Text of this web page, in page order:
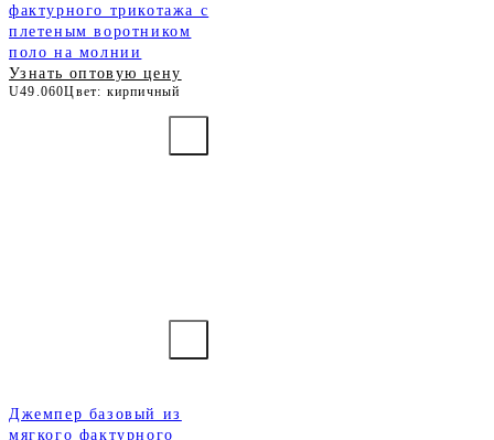
фактурного трикотажа с
плетеным воротником
поло на молнии
Узнать оптовую цену
U49.060Цвет: кирпичный
Джемпер базовый из
мягкого фактурного